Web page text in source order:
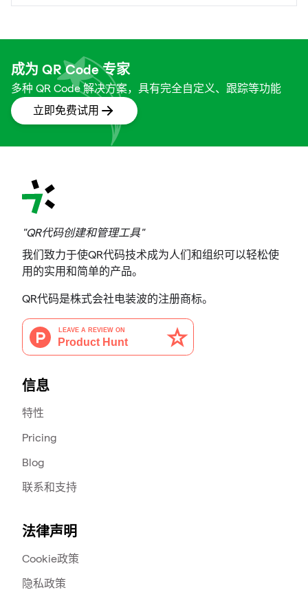
成为 QR Code 专家
多种 QR Code 解决方案，具有完全自定义、跟踪等功能
立即免费试用
"QR代码创建和管理工具"
我们致力于使QR代码技术成为人们和组织可以轻松使
用的实用和简单的产品。
QR代码是株式会社电装波的注册商标。
信息
特性
Pricing
Blog
联系和支持
法律声明
Cookie政策
隐私政策